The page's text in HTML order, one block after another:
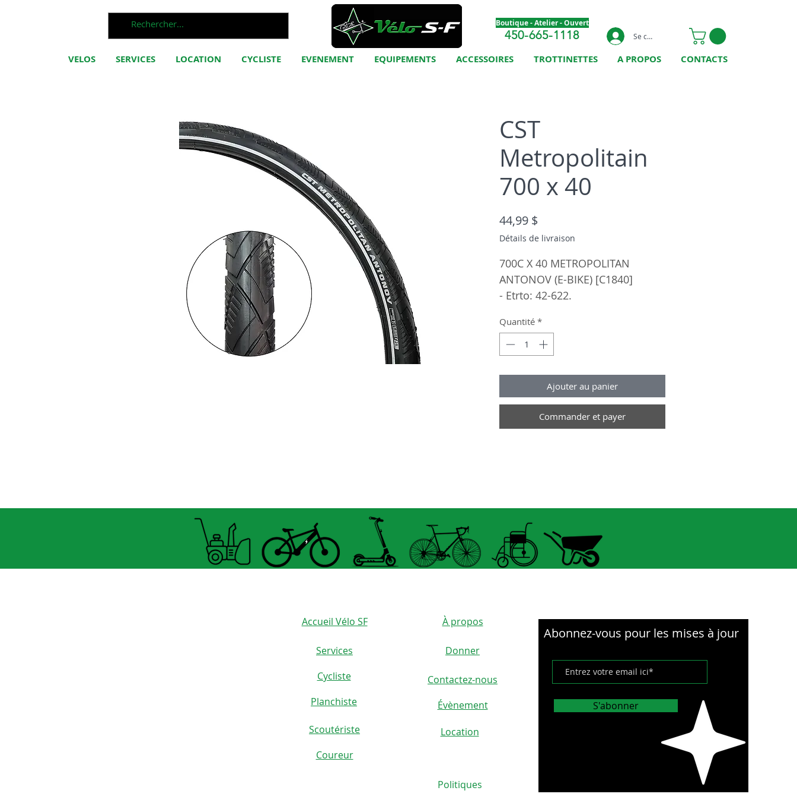
Boutique - Atelier - Ouvert
450-665-1118 Se connecter
VELOS SERVICES LOCATION CYCLISTE EVENEMENT EQUIPEMENTS ACCESSOIRES TROTTINETTES A PROPOS CONTACTS
CST
Metropolitain
700 x 40
44,99 $
Détails de livraison
700C X 40 METROPOLITAN
ANTONOV (E-BIKE) [C1840]
- Etrto: 42-622.
- PSI: 50-75.
- Bande réfléchissante.
Quantité *
Ajouter au panier
Commander et payer
Accueil Vélo SF
Location
Cycliste
Planchiste
Scoutériste
Coureur
Services
À propos
Donner
Contactez-nous
Évènement
Politiques
Abonnez-vous pour les mises à jour
S'abonner